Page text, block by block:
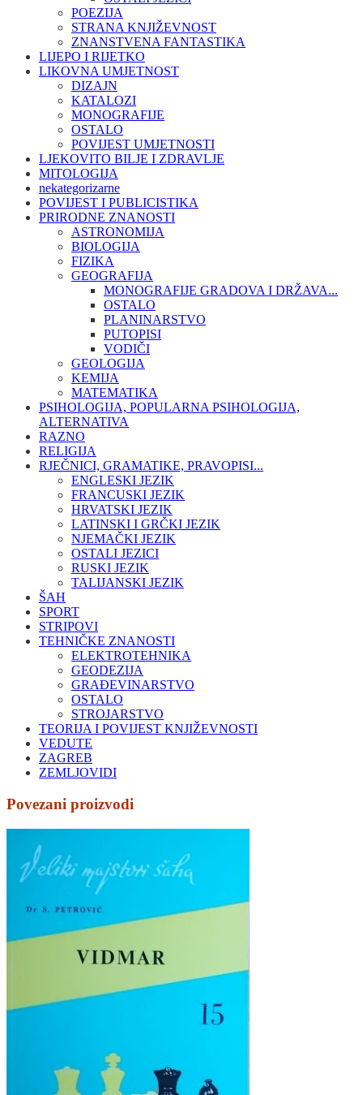
POEZIJA
STRANA KNJIŽEVNOST
ZNANSTVENA FANTASTIKA
LIJEPO I RIJETKO
LIKOVNA UMJETNOST
DIZAJN
KATALOZI
MONOGRAFIJE
OSTALO
POVIJEST UMJETNOSTI
LJEKOVITO BILJE I ZDRAVLJE
MITOLOGIJA
nekategorizarne
POVIJEST I PUBLICISTIKA
PRIRODNE ZNANOSTI
ASTRONOMIJA
BIOLOGIJA
FIZIKA
GEOGRAFIJA
MONOGRAFIJE GRADOVA I DRŽAVA...
OSTALO
PLANINARSTVO
PUTOPISI
VODIČI
GEOLOGIJA
KEMIJA
MATEMATIKA
PSIHOLOGIJA, POPULARNA PSIHOLOGIJA,
ALTERNATIVA
RAZNO
RELIGIJA
RJEČNICI, GRAMATIKE, PRAVOPISI...
ENGLESKI JEZIK
FRANCUSKI JEZIK
HRVATSKI JEZIK
LATINSKI I GRČKI JEZIK
NJEMAČKI JEZIK
OSTALI JEZICI
RUSKI JEZIK
TALIJANSKI JEZIK
ŠAH
SPORT
STRIPOVI
TEHNIČKE ZNANOSTI
ELEKTROTEHNIKA
GEODEZIJA
GRAĐEVINARSTVO
OSTALO
STROJARSTVO
TEORIJA I POVIJEST KNJIŽEVNOSTI
VEDUTE
ZAGREB
ZEMLJOVIDI
Povezani proizvodi